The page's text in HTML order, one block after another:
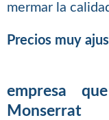
mermar la
Precios muy
empresa
Monserrat